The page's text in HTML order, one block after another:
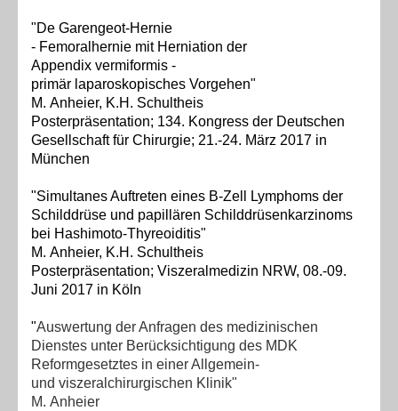
"De Garengeot-Hernie
- Femoralhernie mit Herniation der
Appendix vermiformis -
primär laparoskopisches Vorgehen"
M. Anheier, K.H. Schultheis
Posterpräsentation; 134. Kongress der Deutschen
Gesellschaft für Chirurgie; 21.-24. März 2017 in
München
"Simultanes Auftreten eines B-Zell Lymphoms der
Schilddrüse und papillären Schilddrüsenkarzinoms
bei Hashimoto-Thyreoiditis"
M. Anheier, K.H. Schultheis
Posterpräsentation; Viszeralmedizin NRW, 08.-09.
Juni 2017 in Köln
"Auswertung der Anfragen des medizinischen
Dienstes unter Berücksichtigung des MDK
Reformgesetztes in einer Allgemein-
und viszeralchirurgischen Klinik"
M. Anheier